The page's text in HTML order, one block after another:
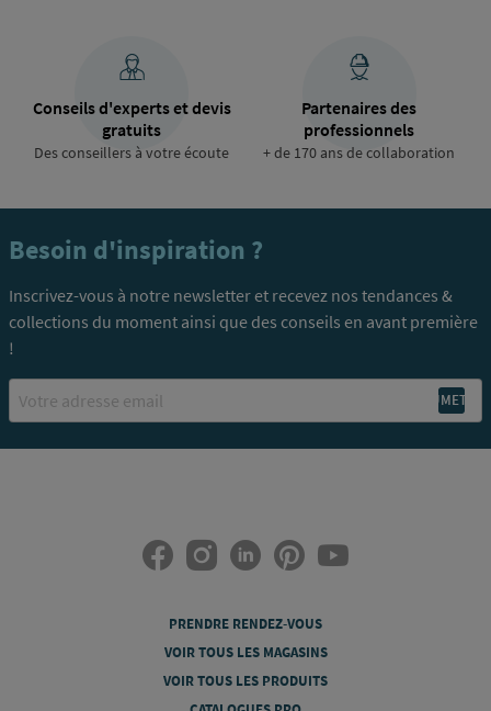
Conseils d'experts et devis
gratuits
Des conseillers à votre écoute
Partenaires des
professionnels
+ de 170 ans de collaboration
Besoin d'inspiration ?
Inscrivez-vous à notre newsletter et recevez nos tendances &
collections du moment ainsi que des conseils en avant première
!
Email
PRENDRE RENDEZ-VOUS
VOIR TOUS LES MAGASINS
VOIR TOUS LES PRODUITS